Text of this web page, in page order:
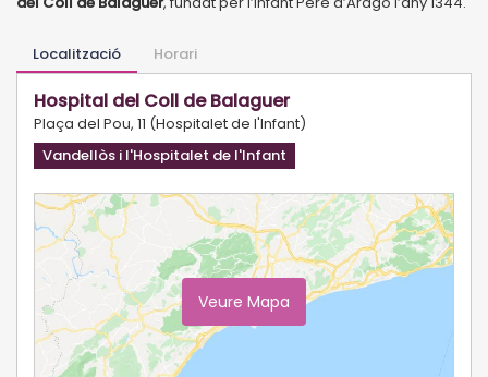
Localització Horari
Hospital del Coll de Balaguer
Plaça del Pou, 11 (Hospitalet de l'Infant)
Vandellòs i l'Hospitalet de l'Infant
Veure Mapa